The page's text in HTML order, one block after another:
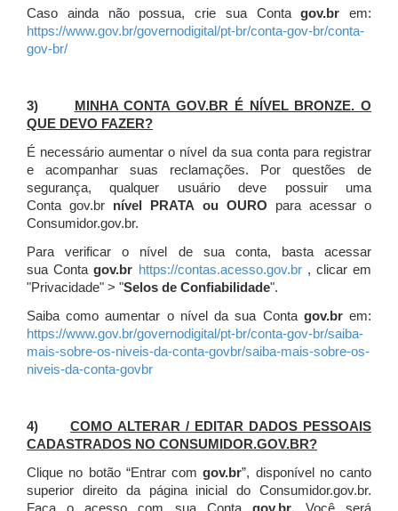
Caso ainda não possua, crie sua Contagov.br em:
https://www.gov.br/governodigital/pt-br/conta-gov-br/conta-
gov-br/
3)
MINHA CONTA GOV.BR É NÍVEL BRONZE. O
QUE DEVO FAZER?
É necessário aumentar o nível da sua conta para registrar
e acompanhar suas reclamações. Por questões de
segurança, qualquer usuário deve possuir uma
Conta gov.br nível PRATA ou OURO para acessar o
Consumidor.gov.br.
Para verificar o nível de sua conta, basta acessar
sua Contagov.br https://contas.acesso.gov.br, clicar em
"Privacidade" > "Selos de Confiabilidade".
Saiba como aumentar o nível da sua Conta gov.brem:
https://www.gov.br/governodigital/pt-br/conta-gov-br/saiba-
mais-sobre-os-niveis-da-conta-govbr/saiba-mais-sobre-os-
niveis-da-conta-govbr
4) COMO ALTERAR / EDITAR DADOS PESSOAIS
CADASTRADOS NO CONSUMIDOR.GOV.BR?
Clique no botão “Entrar comgov.br”, disponível no canto
superior direito da página inicial do Consumidor.gov.br.